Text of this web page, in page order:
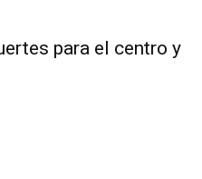
para el centro y